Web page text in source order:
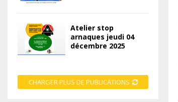
Atelier stop
arnaques jeudi 04
décembre 2025
CHARGER PLUS DE PUBLICATIONS